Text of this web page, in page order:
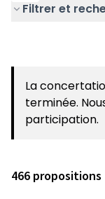
Filtrer et
La
terminée.
participation.
466 propositions